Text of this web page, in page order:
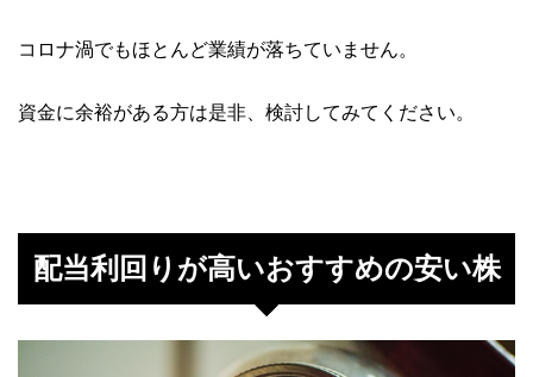
コロナ渦でもほとんど業績が落ちていません。
資金に余裕がある方は是非、検討してみてください。
配当利回りが高いおすすめの安い株